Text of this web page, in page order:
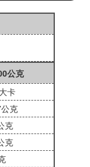
公克
卡
克
克
克